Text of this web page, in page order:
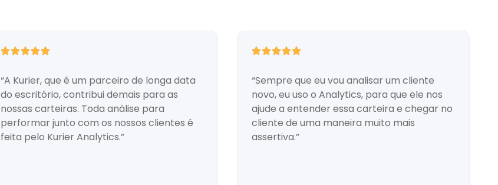
“A Kurier, que é um parceiro de longa data
do escritório, contribui demais para as
nossas carteiras. Toda análise para
performar junto com os nossos clientes é
feita pelo Kurier Analytics.”
“Sempre que eu vou analisar um cliente
novo, eu uso o Analytics, para que ele nos
ajude a entender essa carteira e chegar no
cliente de uma maneira muito mais
assertiva.”